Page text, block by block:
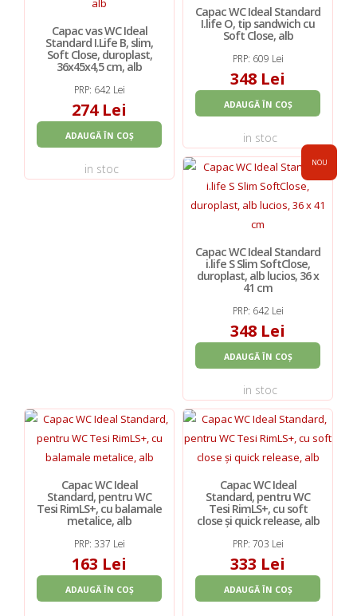
Capac vas WC Ideal
Standard I.Life B, slim,
Soft Close, duroplast,
36x45x4,5 cm, alb
PRP: 642 Lei
274 Lei
ADAUGĂ ÎN COȘ
in stoc
Capac WC Ideal Standard
I.life O, tip sandwich cu
Soft Close, alb
PRP: 609 Lei
348 Lei
ADAUGĂ ÎN COȘ
in stoc
NOU
Capac WC Ideal Standard
i.life S Slim SoftClose,
duroplast, alb lucios, 36 x
41 cm
PRP: 642 Lei
348 Lei
ADAUGĂ ÎN COȘ
in stoc
Capac WC Ideal
Standard, pentru WC
Tesi RimLS+, cu balamale
metalice, alb
PRP: 337 Lei
163 Lei
ADAUGĂ ÎN COȘ
Capac WC Ideal
Standard, pentru WC
Tesi RimLS+, cu soft
close și quick release, alb
PRP: 703 Lei
333 Lei
ADAUGĂ ÎN COȘ